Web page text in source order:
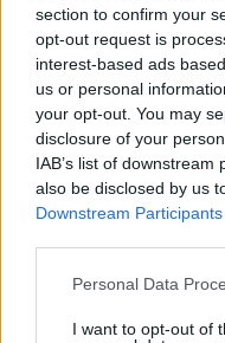
section to confirm your
opt-out request is
interest-based ads
us or personal
your opt-out. You may
disclosure of your
IAB’s list of
also be disclosed by us
Downstream Participants
Please note that this
not limited to your visit
Personal Data
I want to opt-out of
Μαζικός γάμος 1.500
09.08.2026, 04:00
ΔΕΙΤΕ ΟΛΕΣ ΤΙΣ
ΤΑ ΠΙΟ